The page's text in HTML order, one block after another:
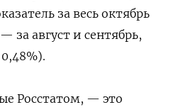
за весь октябрь
за август и сентябрь,
Росстатом, — это